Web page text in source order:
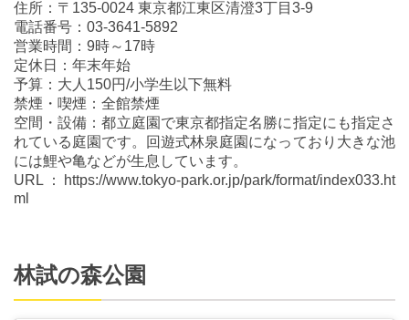
住所：〒135-0024 東京都江東区清澄3丁目3-9
電話番号：03-3641-5892
営業時間：9時～17時
定休日：年末年始
予算：大人150円/小学生以下無料
禁煙・喫煙：全館禁煙
空間・設備：都立庭園で東京都指定名勝に指定にも指定さ
れている庭園です。回遊式林泉庭園になっており大きな池
には鯉や亀などが生息しています。
URL：https://www.tokyo-park.or.jp/park/format/index033.ht
ml
林試の森公園